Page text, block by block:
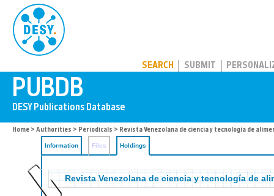
SEARCH SUBMIT
Home > Authorities > Periodicals > Revista Venezolana de ciencia y tecnología de
Information Files Holdings
Revista Venezolana de ciencia y tecnología de